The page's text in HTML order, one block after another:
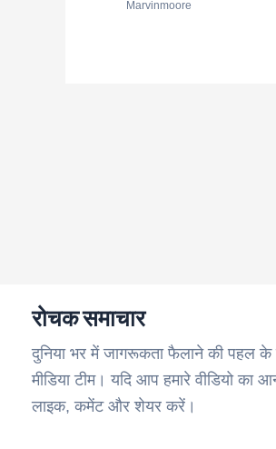
Marvinmoore
रोचक समाचार
दुनिया भर में जागरूकता फैलाने की पहल के
मीडिया टीम। यदि आप हमारे वीडियो का
लाइक, कमेंट और शेयर करें।